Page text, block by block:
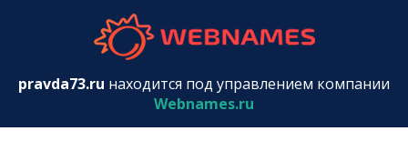
pravda73.ru находится под управлением компании
Webnames.ru